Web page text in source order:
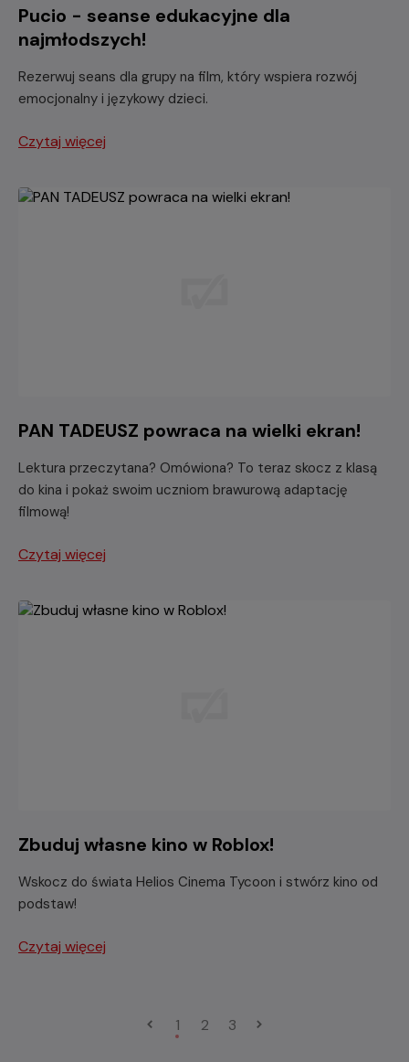
Pucio - seanse edukacyjne dla
najmłodszych!
Rezerwuj seans dla grupy na film, który wspiera rozwój
emocjonalny i językowy dzieci.
Czytaj więcej
PAN TADEUSZ powraca na wielki ekran!
Lektura przeczytana? Omówiona? To teraz skocz z klasą
do kina i pokaż swoim uczniom brawurową adaptację
filmową!
Czytaj więcej
Zbuduj własne kino w Roblox!
Wskocz do świata Helios Cinema Tycoon i stwórz kino od
podstaw!
Czytaj więcej
1 2 3